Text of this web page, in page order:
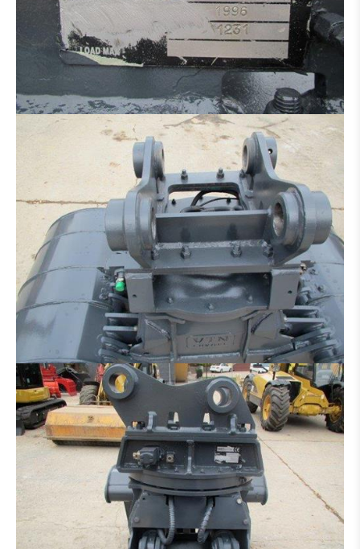
BROYEUR
SALEUSES
PANIER DE TRAVAIL
MACHINE POUR PIÈCE